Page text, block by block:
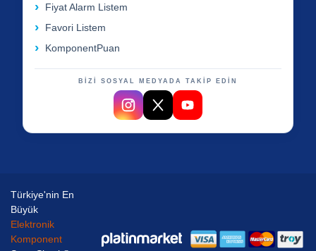
Fiyat Alarm Listem
Favori Listem
KomponentPuan
BİZİ SOSYAL MEDYADA TAKİP EDİN
Türkiye'nin En
Büyük
Elektronik
Komponent